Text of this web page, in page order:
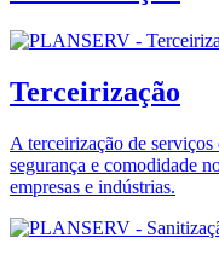
Terceirização
A terceirização de
segurança e comodidade
empresas e indústrias.